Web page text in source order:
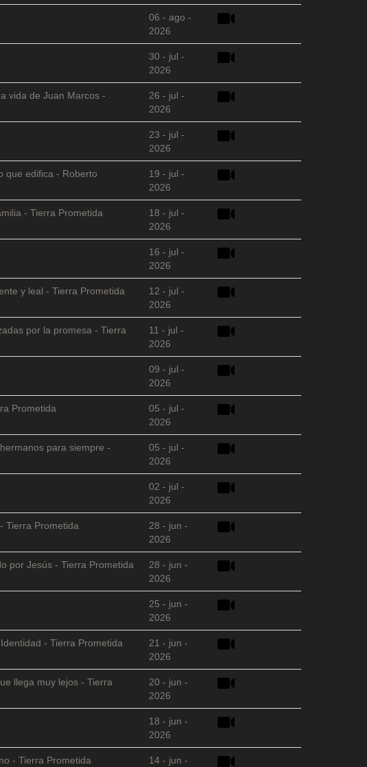
06 - ago -
2026
30 - jul -
2026
vida de Juan Marcos -
26 - jul -
2026
23 - jul -
2026
que edifica - Roberto
19 - jul -
2026
- Tierra Prometida
18 - jul -
2026
16 - jul -
2026
y leal - Tierra Prometida
12 - jul -
2026
por la promesa - Tierra
11 - jul -
2026
09 - jul -
2026
Prometida
05 - jul -
2026
para siempre -
05 - jul -
2026
02 - jul -
2026
Tierra Prometida
28 - jun -
2026
por Jesús - Tierra Prometida
28 - jun -
2026
25 - jun -
2026
- Tierra Prometida
21 - jun -
2026
llega muy lejos - Tierra
20 - jun -
2026
18 - jun -
2026
- Tierra Prometida
14 - jun -